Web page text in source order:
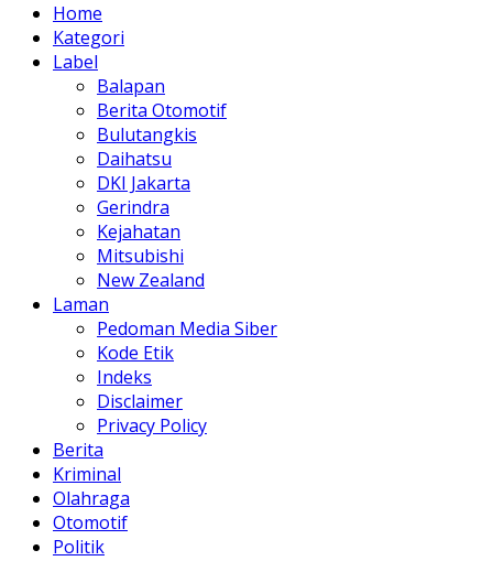
Home
Kategori
Label
Balapan
Berita Otomotif
Bulutangkis
Daihatsu
DKI Jakarta
Gerindra
Kejahatan
Mitsubishi
New Zealand
Laman
Pedoman Media Siber
Kode Etik
Indeks
Disclaimer
Privacy Policy
Berita
Kriminal
Olahraga
Otomotif
Politik